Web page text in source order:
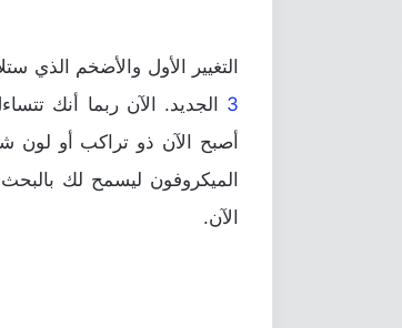
التغيير الأول والأضخم الذي
3 الجديد. الآن ربما أنك
أصبح الآن ذو تراكب أو لون
الميكروفون ليسمح لك
الآن.